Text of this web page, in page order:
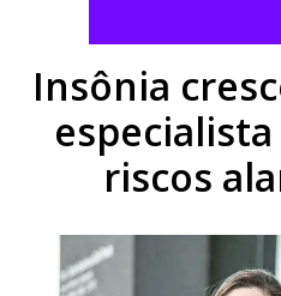
Insônia
riscos